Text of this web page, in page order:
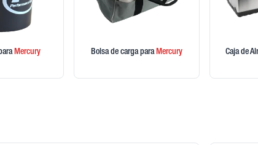
Mercury Bolsa de cargapara Mercury Caja de